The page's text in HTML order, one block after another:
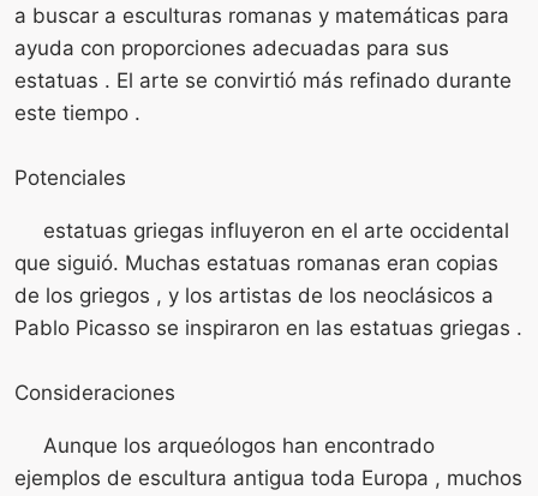
a buscar a esculturas romanas y matemáticas para
ayuda con proporciones adecuadas para sus
estatuas . El arte se convirtió más refinado durante
este tiempo .
Potenciales
estatuas griegas influyeron en el arte occidental
que siguió. Muchas estatuas romanas eran copias
de los griegos , y los artistas de los neoclásicos a
Pablo Picasso se inspiraron en las estatuas griegas .
Consideraciones
Aunque los arqueólogos han encontrado
ejemplos de escultura antigua toda Europa , muchos